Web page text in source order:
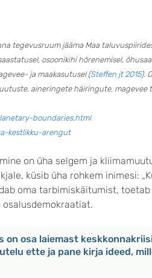
tegevusruum jääma Maa
osoonikihi hõrenemisel,
ja maakasutusel (Steffen jt 2015).
aineringete häiringute, magevee
boundaries.html
kestlikku-arengut
on üha selgem ja
küsib üha rohkem inimesi:
oma tarbimiskäitumist,
osalusdemokraatiat.
on osa laiemast
ette ja pane kirja ideed,